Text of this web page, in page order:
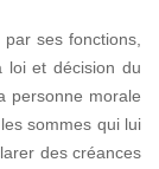
par ses fonctions,
loi et décision du
personne morale
sommes qui lui
des créances